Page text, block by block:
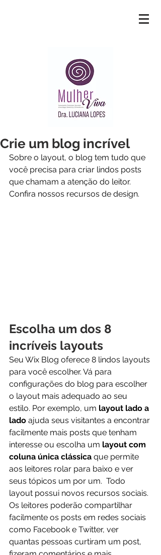
Crie um blog incrível
Sobre o layout, o blog tem tudo que
você precisa para criar lindos posts
que chamam a atenção do leitor.
Confira nossos recursos de design.
Escolha um dos 8
incríveis layouts
Seu Wix Blog oferece 8 lindos layouts
para você escolher. Vá para
configurações do blog para escolher
o layout mais adequado ao seu
estilo. Por exemplo, um layout lado a
lado ajuda seus visitantes a encontrar
facilmente mais posts que tenham
interesse ou escolha um layout com
coluna única clássica que permite
aos leitores rolar para baixo e ver
seus tópicos um por um.  Todo
layout possui novos recursos sociais.
Os leitores poderão compartilhar
facilmente os posts em redes sociais
como Facebook e Twitter, ver
quantas pessoas curtiram um post,